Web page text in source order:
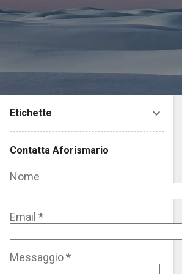
Etichette
Contatta Aforismario
Nome
Email *
Messaggio*